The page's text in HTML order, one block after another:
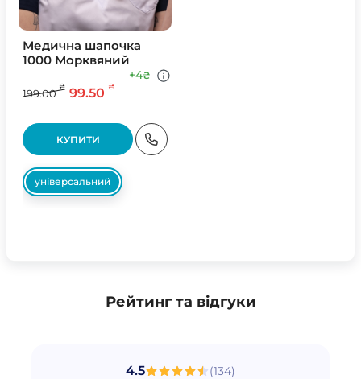
Медична шапочка
1000 Морквяний
199.00
₴ 99.50 ₴
+4₴
КУПИТИ
універсальний
Рейтинг та відгуки
4.5 (134)